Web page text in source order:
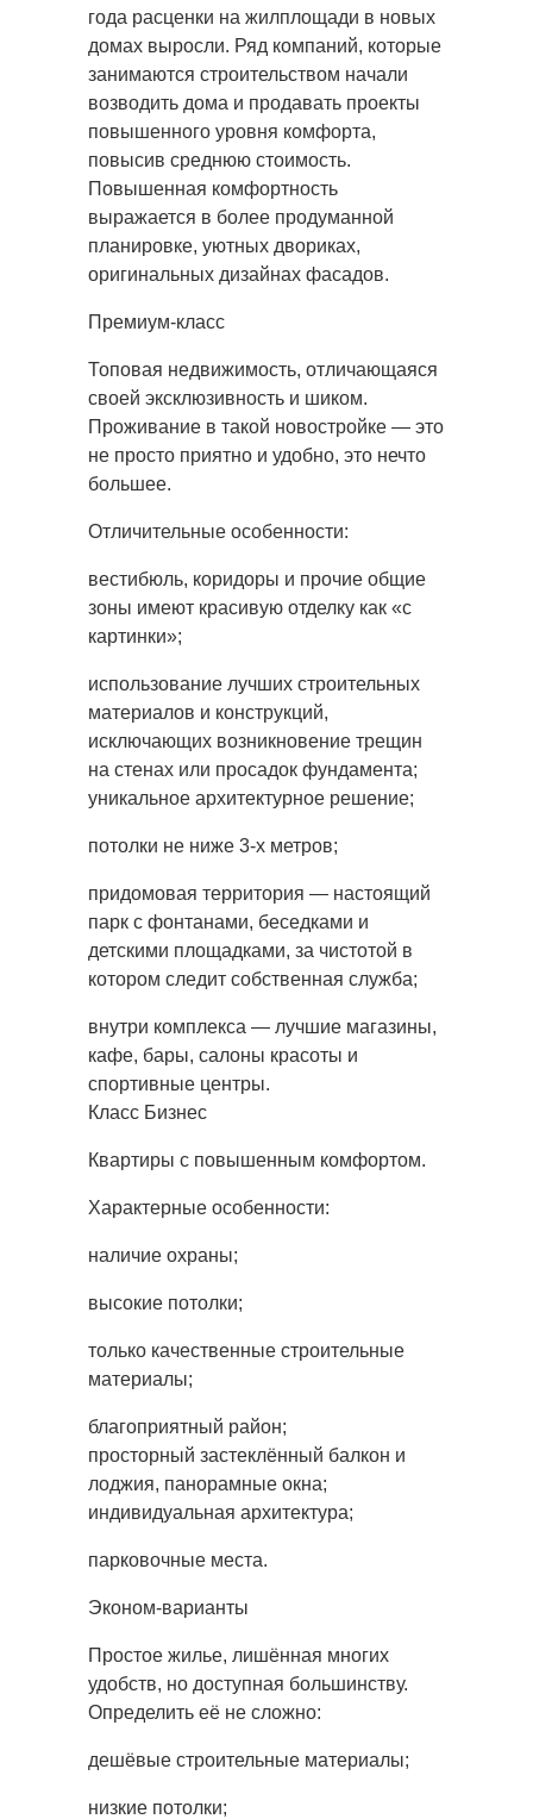
года расценки на жилплощади в новых
домах выросли. Ряд компаний, которые
занимаются строительством начали
возводить дома и продавать проекты
повышенного уровня комфорта,
повысив среднюю стоимость.
Повышенная комфортность
выражается в более продуманной
планировке, уютных двориках,
оригинальных дизайнах фасадов.
Премиум-класс
Топовая недвижимость, отличающаяся
своей эксклюзивность и шиком.
Проживание в такой новостройке — это
не просто приятно и удобно, это нечто
большее.
Отличительные особенности:
вестибюль, коридоры и прочие общие
зоны имеют красивую отделку как «с
картинки»;
использование лучших строительных
материалов и конструкций,
исключающих возникновение трещин
на стенах или просадок фундамента;
уникальное архитектурное решение;
потолки не ниже 3-х метров;
придомовая территория — настоящий
парк с фонтанами, беседками и
детскими площадками, за чистотой в
котором следит собственная служба;
внутри комплекса — лучшие магазины,
кафе, бары, салоны красоты и
спортивные центры.
Класс Бизнес
Квартиры с повышенным комфортом.
Характерные особенности:
наличие охраны;
высокие потолки;
только качественные строительные
материалы;
благоприятный район;
просторный застеклённый балкон и
лоджия, панорамные окна;
индивидуальная архитектура;
парковочные места.
Эконом-варианты
Простое жилье, лишённая многих
удобств, но доступная большинству.
Определить её не сложно:
дешёвые строительные материалы;
низкие потолки;